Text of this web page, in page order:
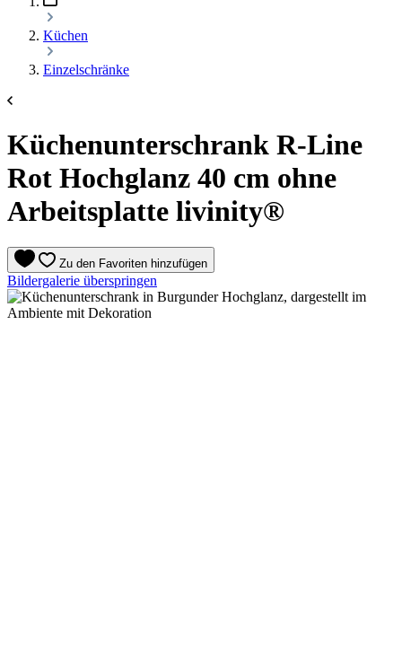
Küchen
Einzelschränke
Küchenunterschrank R-Line
Rot Hochglanz 40 cm ohne
Arbeitsplatte livinity®
Zu den Favoriten hinzufügen
Bildergalerie überspringen